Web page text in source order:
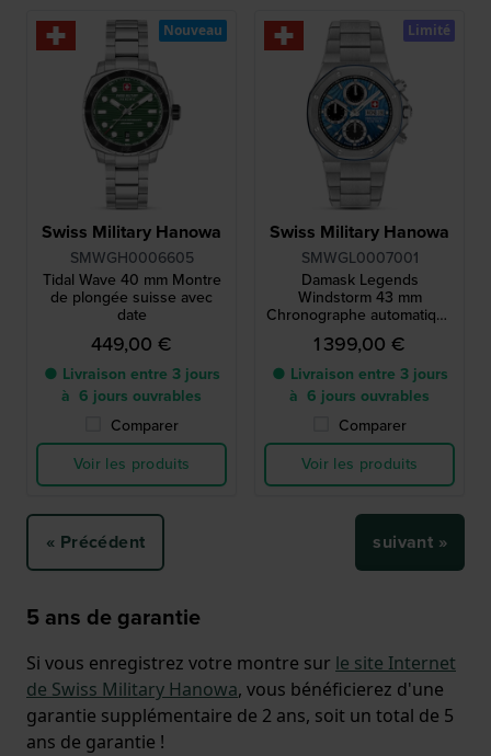
Swiss Military Hanowa
SMWGH0006605
Tidal Wave 40 mm Montre
de plongée suisse avec
date
449,00 €
● Livraison entre 3 jours
à 6 jours ouvrables
Comparer
Voir les produits
Nouveau
Swiss Military Hanowa
SMWGL0007001
Damask Legends
Windstorm 43 mm
Chronographe automatique
en édition limitée, doté d'un
mouvement 7750 et d'un
cadran damassé
1 399,00 €
● Livraison entre 3 jours
à 6 jours ouvrables
Comparer
Voir les produits
Limité
« Précédent suivant »
5 ans de garantie
Si vous enregistrez votre montre sur le site Internet
de Swiss Military Hanowa, vous bénéficierez d'une
garantie supplémentaire de 2 ans, soit un total de 5
ans de garantie !